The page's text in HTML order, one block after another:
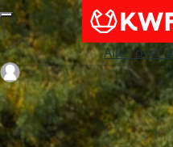
Alles over
Login